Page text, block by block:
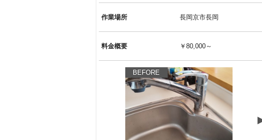
作業場所 長岡京市長岡
料金概要 ￥80,000～
BEFORE